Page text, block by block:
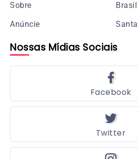
Sobre
Anúncie
Brasil
Nossas Mídias Sociais
Facebook
Twitter